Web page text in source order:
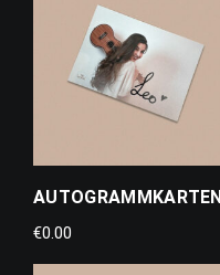
AUTOGRAMMKARTEN
€0.00